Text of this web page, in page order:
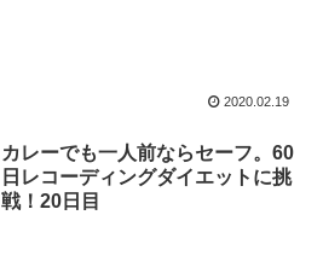
2020.02.19
カレーでも一人前ならセーフ。60
日レコーディングダイエットに挑
戦！20日目